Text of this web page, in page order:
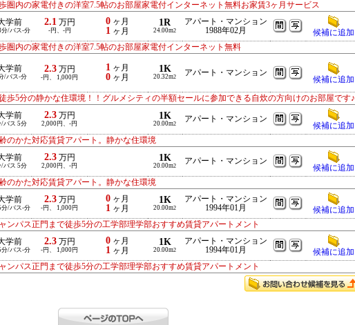
内の家電付きの洋室7.5帖のお部屋家電付インターネット無料お家賃3ヶ月サービス
学前
分/バス-分
2.1 万円
-円、-円
0 ヶ月
1 ヶ月
1R
24.00m2
アパート・マンション
1988年02月
候補に追加
内の家電付きの洋室7.5帖のお部屋家電付インターネット無料
学前
/バス-分
2.3万円
-円、 1,000円
1 ヶ月
0 ヶ月
1K
20.32m2
アパート・マンション
候補に追加
5分の静かな住環境！！グルメシティの半額セールに参加できる自炊の方向けのお部屋です♪
学前
/バス 5分
2.3万円
2,000円、-円
1K
20.00m2
アパート・マンション
候補に追加
かた対応賃貸アパート。静かな住環境
学前
/バス 5分
2.3万円
2,000円、-円
1K
20.00m2
アパート・マンション
候補に追加
かた対応賃貸アパート。静かな住環境
学前
分/バス-分
2.3万円
-円、 1,000円
0 ヶ月
1 ヶ月
1K
20.00m2
アパート・マンション
1994年01月
候補に追加
パス正門まで徒歩5分の工学部理学部おすすめ賃貸アパートメント
学前
分/バス-分
2.3万円
-円、 1,000円
0 ヶ月
1 ヶ月
1K
20.00m2
アパート・マンション
1994年01月
候補に追加
パス正門まで徒歩5分の工学部理学部おすすめ賃貸アパートメント